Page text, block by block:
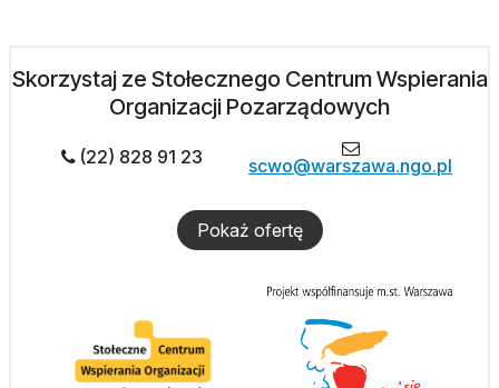
Skorzystaj ze Stołecznego Centrum Wspierania
Organizacji Pozarządowych
(22) 828 91 23 scwo@warszawa.ngo.pl
Pokaż ofertę